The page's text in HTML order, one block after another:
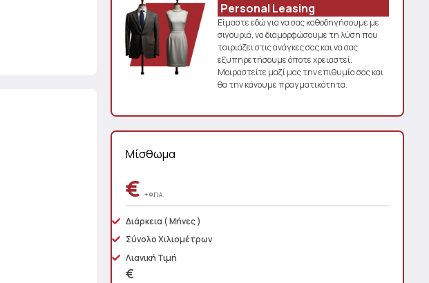
Personal Leasing
Είμαστε εδώ για να σας καθοδηγήσουμε με
σιγουριά, να διαμορφώσουμε τη λύση που
ταιριάζει στις ανάγκες σας και να σας
εξυπηρετήσουμε όποτε χρειαστεί.
Μοιραστείτε μαζί μας την επιθυμία σας και
θα την κάνουμε πραγματικότητα.
Μίσθωμα
€+ Φ.Π.Α.
Διάρκεια ( Μήνες )
Σύνολο Χιλιομέτρων
Λιανική Τιμή
€